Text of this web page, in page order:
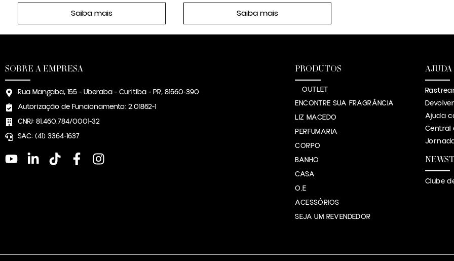
Saiba mais Saiba mais
SOBRE A EMPRESA
Rua Mangaba, 155 - Uberaba - Curitiba - PR, 81560-390
Autorização de Funcionamento: 2.01862-1
CNPJ: 81.460.784/0001-32
SAC: (41) 3364-1637
PRODUTOS
OUTLET
ENCONTRE SUA FRAGRÂNCIA
LIZ MACEDO
PERFUMARIA
CORPO
BANHO
CASA
O.E
ACESSÓRIOS
SEJA UM REVENDEDOR
Ajuda
Central
Clube